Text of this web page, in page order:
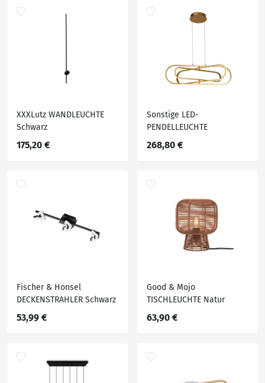
XXXLutz WANDLEUCHTE
Schwarz
175,20 €
Sonstige LED-
PENDELLEUCHTE
268,80 €
Fischer & Honsel
DECKENSTRAHLER Schwarz
53,99 €
Good & Mojo
TISCHLEUCHTE Natur
63,90 €